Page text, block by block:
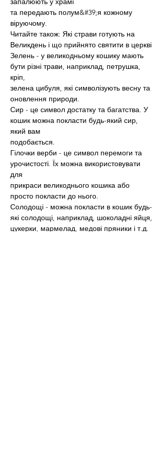
та передають полум&#39;я кожному
віруючому.
Читайте також: Які страви готують на
Великдень і що прийнято святити в церкві
Зелень - у великодньому кошику мають
бути різні трави, наприклад, петрушка,
кріп,
зелена цибуля, які символізують весну та
оновлення природи.
Сир - це символ достатку та багатства. У
кошик можна покласти будь-який сир,
який вам
подобається.
Гілочки верби - це символ перемоги та
урочистості. Їх можна використовувати
для
прикраси великоднього кошика або
просто покласти до нього.
Солодощі - можна покласти в кошик будь-
які солодощі, наприклад, шоколадні яйця,
цукерки, мармелад, медові пряники і т.д.